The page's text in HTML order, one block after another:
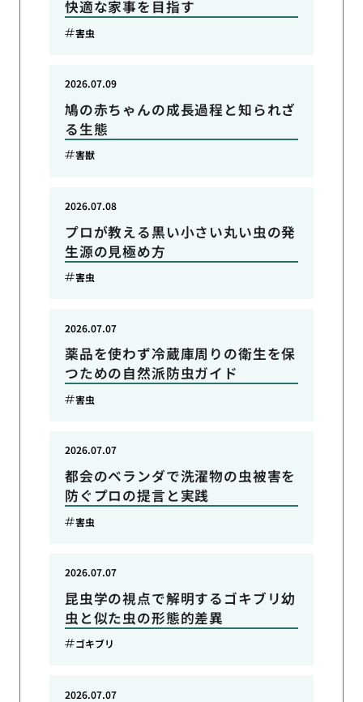
快適な家事を目指す
害虫
鳩の赤ちゃんの成長過程と知られざ
る生態
2026.07.09
害獣
プロが教える黒い小さい丸い虫の発
生源の見極め方
2026.07.08
害虫
薬品を使わず冷蔵庫周りの衛生を保
つための自然派防虫ガイド
2026.07.07
害虫
都会のベランダで洗濯物の虫被害を
防ぐプロの提言と実践
2026.07.07
害虫
昆虫学の視点で解明するゴキブリ幼
虫と似た虫の形態的差異
2026.07.07
ゴキブリ
2026.07.07